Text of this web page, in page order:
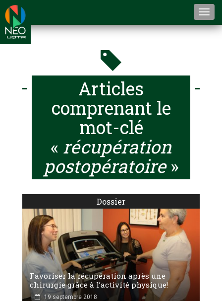
Articles
comprenant le
mot-clé
« récupération
postopératoire»
Dossier
Favoriser la récupération après une
chirurgie grâce à l’activité physique!
19 septembre 2018